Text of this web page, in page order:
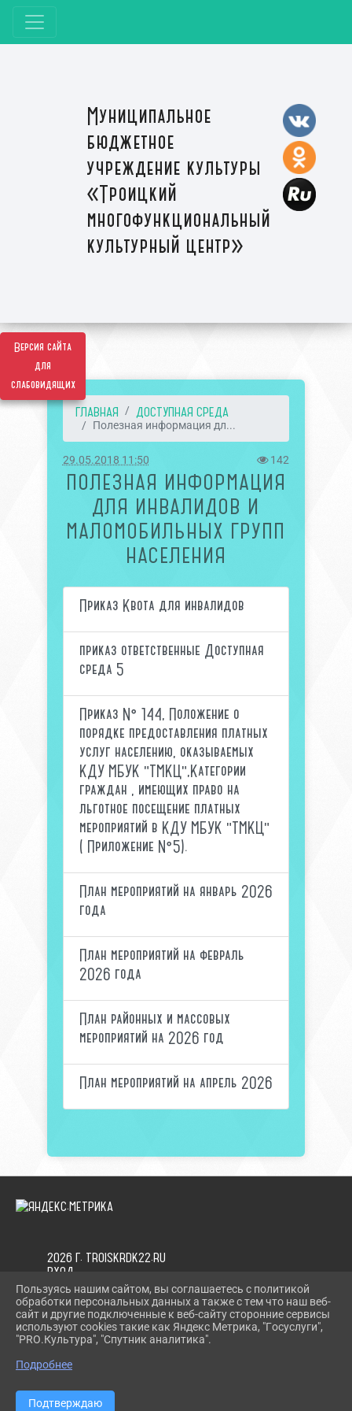
Версия сайта
для
слабовидящих
Муниципальное
бюджетное
учреждение культуры
«Троицкий
многофункциональный
культурный центр»
ГЛАВНАЯ ДОСТУПНАЯ СРЕДА
Полезная информация дл...
29.05.2018 11:50 142
ПОЛЕЗНАЯ ИНФОРМАЦИЯ
ДЛЯ ИНВАЛИДОВ И
МАЛОМОБИЛЬНЫХ ГРУПП
НАСЕЛЕНИЯ
Приказ Квота для инвалидов
приказ ответственные Доступная
среда 5
Приказ № 144, Положение о
порядке предоставления платных
услуг населению, оказываемых
КДУ МБУК "ТМКЦ",Категории
граждан , имеющих право на
льготное посещение платных
мероприятий в КДУ МБУК "ТМКЦ"
( Приложение №5).
План мероприятий на январь 2026
года
План мероприятий на февраль
2026 года
План районных и массовых
мероприятий на 2026 год
План мероприятий на апрель 2026
2026 Г. TROISKRDK22.RU
ВХОД
КАРТА САЙТА
ПОЛИТИКА ОБРАБОТКИ ПЕРСОНАЛЬНЫХ ДАННЫХ
СДЕЛАНО НА KUBCMS
РАЗРАБОТКА И ПОДДЕРЖКА
Пользуясь нашим сайтом, вы соглашаетесь с политикой
обработки персональных данных а также с тем что наш веб-
сайт и другие подключенные к веб-сайту сторонние сервисы
используют cookies такие как Яндекс Метрика, "Госуслуги",
"PRO.Культура", "Спутник аналитика".
Подробнее
Подтверждаю